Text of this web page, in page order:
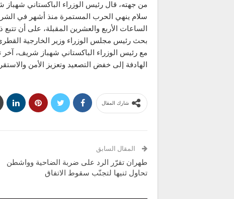
من جهته، قال رئيس الوزراء الباكستاني شهباز
سلام ينهي الحرب المستمرة منذ أشهر في
الساعات الأربع والعشرين المقبلة، على أن
بحث رئيس مجلس الوزراء وزير الخارجية
مع رئيس الوزراء الباكستاني شهباز شريف،
الهادفة إلى خفض التصعيد وتعزيز الأمن
شارك المقال
المقال السابق
طهران تقرّر الرد على ضربة الضاحية وواشطن
تحاول ثنيها لتجنّب سقوط الاتفاق